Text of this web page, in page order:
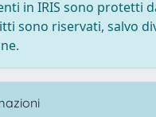
in IRIS sono protetti
sono riservati, salvo